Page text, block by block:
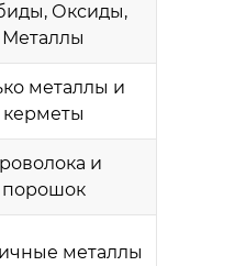
Оксиды,
Металлы
металлы и
керметы
и
порошок
металлы